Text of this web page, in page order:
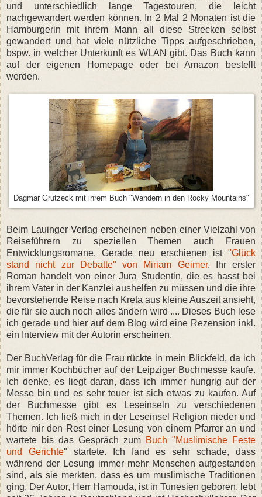
und unterschiedlich lange Tagestouren, die leicht
nachgewandert werden können. In 2 Mal 2 Monaten ist die
Hamburgerin mit ihrem Mann all diese Strecken selbst
gewandert und hat viele nützliche Tipps aufgeschrieben,
bspw. in welcher Unterkunft es WLAN gibt. Das Buch kann
auf der eigenen Homepage oder bei Amazon bestellt
werden.
Dagmar Grutzeck mit ihrem Buch "Wandern in den Rocky Mountains"
Beim Lauinger Verlag erscheinen neben einer Vielzahl von
Reiseführern zu speziellen Themen auch Frauen
Entwicklungsromane. Gerade neu erschienen ist "Glück
stand nicht zur Debatte" von Miriam Geimer. Ihr erster
Roman handelt von einer Jura Studentin, die es hasst bei
ihrem Vater in der Kanzlei aushelfen zu müssen und die ihre
bevorstehende Reise nach Kreta aus kleine Auszeit ansieht,
die für sie auch noch alles ändern wird .... Dieses Buch lese
ich gerade und hier auf dem Blog wird eine Rezension inkl.
ein Interview mit der Autorin erscheinen.
Der BuchVerlag für die Frau rückte in mein Blickfeld, da ich
mir immer Kochbücher auf der Leipziger Buchmesse kaufe.
Ich denke, es liegt daran, dass ich immer hungrig auf der
Messe bin und es sehr teuer ist sich etwas zu kaufen. Auf
der Buchmesse gibt es Leseinseln zu verschiedenen
Themen. Ich ließ mich in der Leseinsel Religion nieder und
hörte mir den Rest einer Lesung von einem Pfarrer an und
wartete bis das Gespräch zum Buch "Muslimische Feste
und Gerichte" startete. Ich fand es sehr schade, dass
während der Lesung immer mehr Menschen aufgestanden
sind, als sie merkten, dass es um muslimische Traditionen
ging. Der Autor, Herr Hamouda, ist in Tunesien geboren, lebt